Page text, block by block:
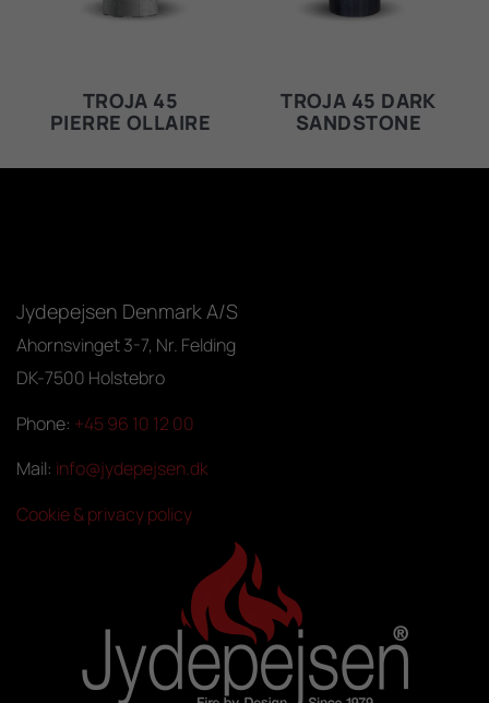
TROJA 45
PIERRE OLLAIRE
TROJA 45 DARK
SANDSTONE
Jydepejsen Denmark A/S
Ahornsvinget 3-7, Nr. Felding
DK-7500 Holstebro
Phone: +45 96 10 12 00
Mail: info@jydepejsen.dk
Cookie & privacy policy